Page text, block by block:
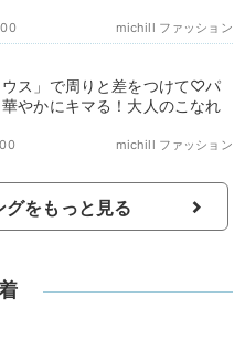
michill ファッション
ス」で周りと差をつけて♡パ
やかにキマる！大人のこなれ
michill ファッション
グをもっと見る